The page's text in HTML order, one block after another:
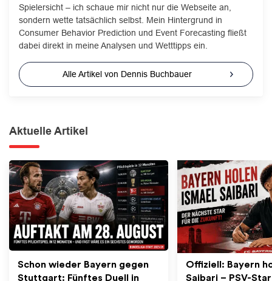
Spielersicht – ich schaue mir nicht nur die Webseite an,
sondern wette tatsächlich selbst. Mein Hintergrund in
Consumer Behavior Prediction und Event Forecasting fließt
dabei direkt in meine Analysen und Wetttipps ein.
Alle Artikel von Dennis Buchbauer
Aktuelle Artikel
Schon wieder Bayern gegen
Stuttgart: Fünftes Duell in
Offiziell: Bayern
Saibari – PSV-Star